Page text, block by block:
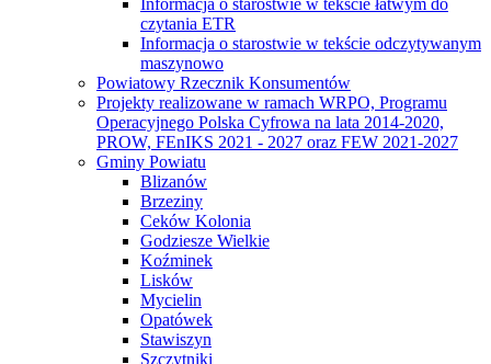
Informacja o starostwie w tekście łatwym do
czytania ETR
Informacja o starostwie w tekście odczytywanym
maszynowo
Powiatowy Rzecznik Konsumentów
Projekty realizowane w ramach WRPO, Programu
Operacyjnego Polska Cyfrowa na lata 2014-2020,
PROW, FEnIKS 2021 - 2027 oraz FEW 2021-2027
Gminy Powiatu
Blizanów
Brzeziny
Ceków Kolonia
Godziesze Wielkie
Koźminek
Lisków
Mycielin
Opatówek
Stawiszyn
Szczytniki